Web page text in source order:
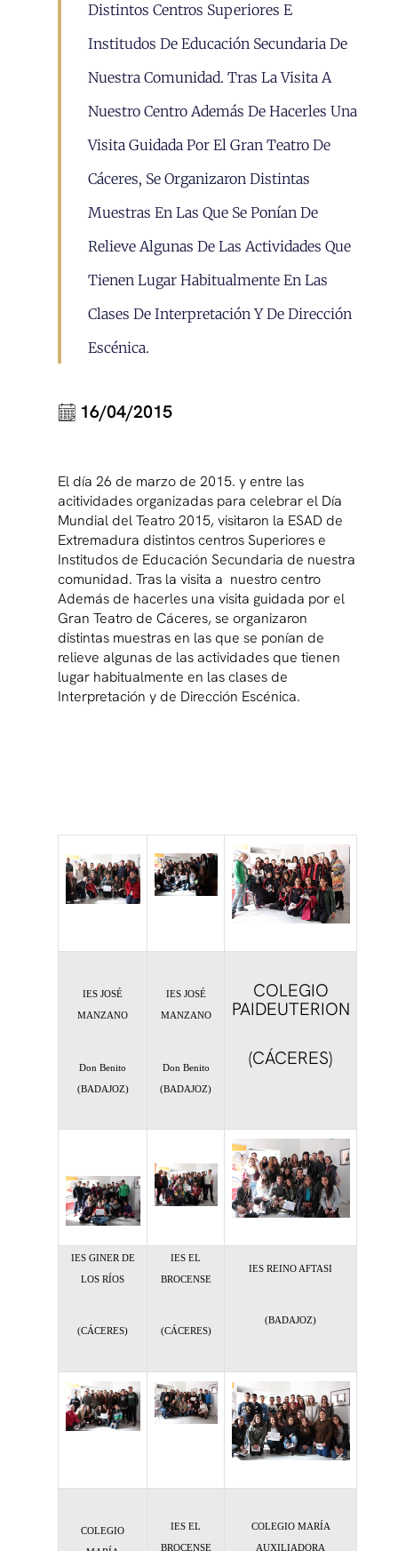
Distintos Centros Superiores E
Institudos De Educación Secundaria De
Nuestra Comunidad. Tras La Visita A
Nuestro Centro Además De Hacerles Una
Visita Guidada Por El Gran Teatro De
Cáceres, Se Organizaron Distintas
Muestras En Las Que Se Ponían De
Relieve Algunas De Las Actividades Que
Tienen Lugar Habitualmente En Las
Clases De Interpretación Y De Dirección
Escénica.
16/04/2015
El día 26 de marzo de 2015. y entre las
acitividades organizadas para celebrar el Día
Mundial del Teatro 2015, visitaron la ESAD de
Extremadura distintos centros Superiores e
Institudos de Educación Secundaria de nuestra
comunidad. Tras la visita a nuestro centro
Además de hacerles una visita guidada por el
Gran Teatro de Cáceres, se organizaron
distintas muestras en las que se ponían de
relieve algunas de las actividades que tienen
lugar habitualmente en las clases de
Interpretación y de Dirección Escénica.
IES JOSÉ
MANZANO
Don Benito
(BADAJOZ)
IES JOSÉ
MANZANO
Don Benito
(BADAJOZ)
COLEGIO
PAIDEUTERION
(CÁCERES)
IES GINER DE
LOS RÍOS
(CÁCERES)
IES EL
BROCENSE
(CÁCERES)
IES REINO AFTASI
(BADAJOZ)
COLEGIO IES EL
BROCENSE
COLEGIO MARÍA
AUXILIADORA